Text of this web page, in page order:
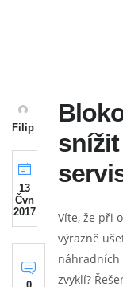
Filip
13
Čvn
2017
Víte, že při
výrazně
náhradních
zvyklí?